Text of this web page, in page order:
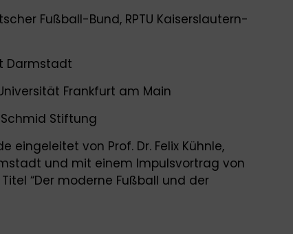
Fußball-Bund, RPTU Kaiserslautern-
Darmstadt
Frankfurt am Main
Stiftung
eingeleitet von Prof. Dr. Felix Kühnle,
und mit einem Impulsvortrag von
“Der moderne Fußball und der